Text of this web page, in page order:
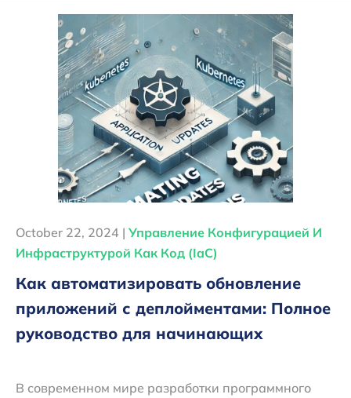
October 22, 2024 | Управление Конфигурацией И
Инфраструктурой Как Код (IaC)
Как автоматизировать обновление
приложений с деплойментами: Полное
руководство для начинающих
В современном мире разработки программного